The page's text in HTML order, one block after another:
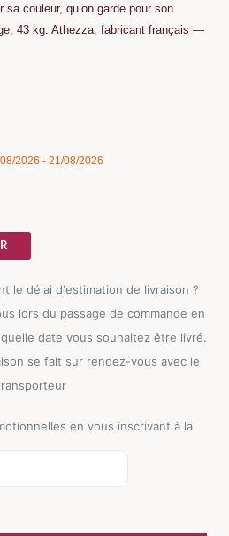
sa couleur, qu’on garde pour son
43 kg. Athezza, fabricant français —
2026 - 21/08/2026
le délai d'estimation de livraison ?
lors du passage de commande en
date vous souhaitez être livré.
se fait sur rendez-vous avec le
en vous inscrivant à la